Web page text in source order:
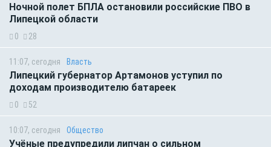
Ночной полет БПЛА остановили российские ПВО в
Липецкой области
0 28
11:07, сегодня Власть
Липецкий губернатор Артамонов уступил по
доходам производителю батареек
0 52
10:07, сегодня Общество
Учёные предупредили липчан о сильном